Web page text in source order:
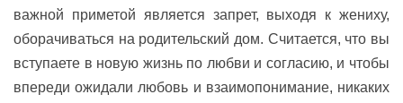
важной приметой является запрет, выходя к жениху,
оборачиваться на родительский дом. Считается, что вы
вступаете в новую жизнь по любви и согласию, и чтобы
впереди ожидали любовь и взаимопонимание, никаких